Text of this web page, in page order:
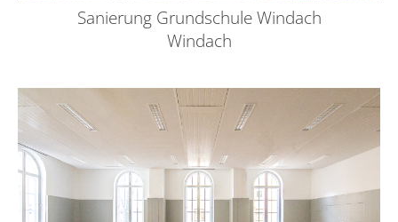
Sanierung Grundschule Windach
Windach